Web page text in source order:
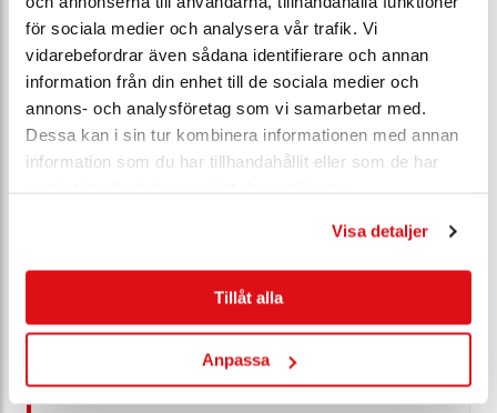
för sociala medier och analysera vår trafik. Vi
vidarebefordrar även sådana identifierare och annan
information från din enhet till de sociala medier och
annons- och analysföretag som vi samarbetar med.
Dessa kan i sin tur kombinera informationen med annan
information som du har tillhandahållit eller som de har
Visa detaljer
Tillåt alla
Anpassa
Artikel nr* 101273
Modell Z 011-A therm
125
gjutjärn JL1040
EPDM
Spjällskiva syrafast stål 1.4408
PN 16